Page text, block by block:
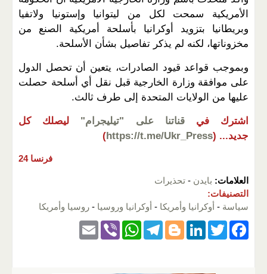
الأمريكية سمحت لكل من ليتوانيا وإستونيا ولاتفيا
وبريطانيا بتزويد أوكرانيا بأسلحة أمريكية الصنع من
مخزوناتها، لكنه لم يذكر تفاصيل بشأن الأسلحة.
وبموجب قواعد قيود الصادرات، يتعين أن تحصل الدول
على موافقة وزارة الخارجية قبل نقل أي أسلحة حصلت
عليها من الولايات المتحدة إلى طرف ثالث.
اشترك في قناتنا على "تيليجرام"
ليصلك كل
جديد... (
https://t.me/Ukr_Press
)
فرنسا 24
العلامات: بايدن - تحذيرات
التصنيفات:
سياسة - أوكرانيا وأمريكا - أوكرانيا وروسيا - روسيا وأمريكا
F
T
Li
Bl
T
W
Vi